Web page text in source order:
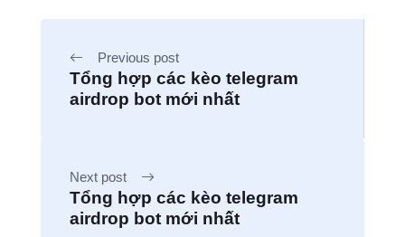
Previous post
Tổng hợp các kèo telegram
airdrop bot mới nhất
Next post
Tổng hợp các kèo telegram
airdrop bot mới nhất